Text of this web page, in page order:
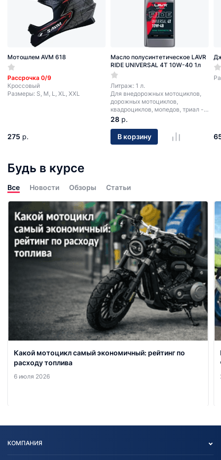
Мотошлем AVM 618
Рассрочка 0/9
Кроссовый
Размеры: S, M, L, XL, XXL
275 р.
Масло полусинтетическое LAVR
RIDE UNIVERSAL 4T 10W-40 1л
Литраж: 1 л.
Для внедорожных мотоциклов,
дорожных мотоциклов,
квадроциклов, мопедов, триал -
мотоциклов.
28 р.
В корзину
Будь в курсе
Все Новости Обзоры Статьи
Какой мотоцикл самый экономичный: рейтинг по
расходу топлива
6 июля 2026
КОМПАНИЯ